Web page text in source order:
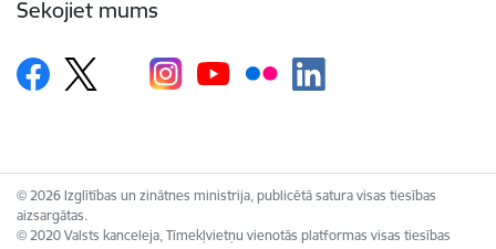
Sekojiet mums
© 2026 Izglītības un zinātnes ministrija, publicētā satura visas tiesības
aizsargātas.
© 2020 Valsts kanceleja, Tīmekļvietņu vienotās platformas visas tiesības